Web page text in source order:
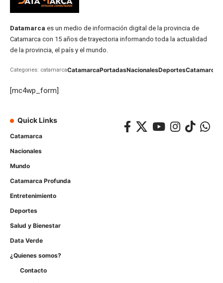
Datamarca es un medio de información digital de la provincia de
Catamarca con 15 años de trayectoria informando toda la actualidad
de la provincia, el país y el mundo.
Categories: catamarcaCatamarcaPortadasNacionalesDeportesCatamarca
[mc4wp_form]
Quick Links
Catamarca
Nacionales
Mundo
Catamarca Profunda
Entretenimiento
Deportes
Salud y Bienestar
Data Verde
¿Quienes somos?
Contacto